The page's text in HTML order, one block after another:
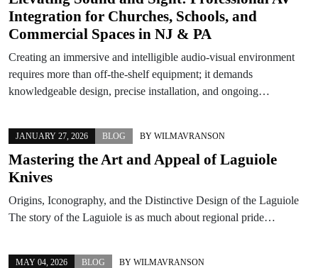
Integration for Churches, Schools, and
Commercial Spaces in NJ & PA
Creating an immersive and intelligible audio-visual environment
requires more than off-the-shelf equipment; it demands
knowledgeable design, precise installation, and ongoing…
JANUARY 27, 2026 BLOG BY WILMAVRANSON
Mastering the Art and Appeal of Laguiole
Knives
Origins, Iconography, and the Distinctive Design of the Laguiole
The story of the Laguiole is as much about regional pride…
MAY 04, 2026 BLOG BY WILMAVRANSON